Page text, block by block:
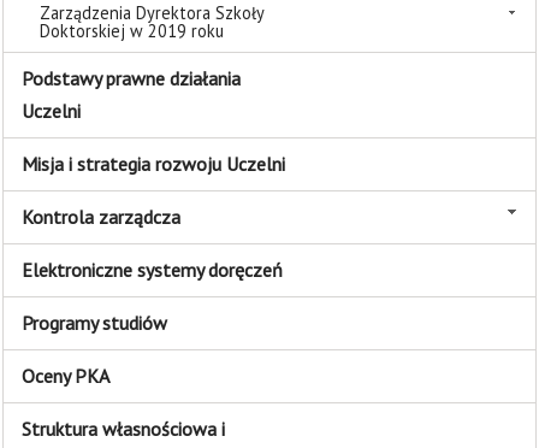
Zarządzenia Dyrektora Szkoły
Doktorskiej w 2019 roku
Podstawy prawne działania
Uczelni
Misja i strategia rozwoju Uczelni
Kontrola zarządcza
Elektroniczne systemy doręczeń
Programy studiów
Oceny PKA
Struktura własnościowa i